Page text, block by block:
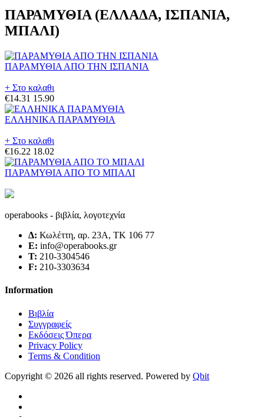
ΠΑΡΑΜΥΘΙΑ (ΕΛΛΑΔΑ, ΙΣΠΑΝΙΑ,
ΜΠΑΛΙ)
ΠΑΡΑΜΥΘΙΑ ΑΠΟ ΤΗΝ ΙΣΠΑΝΙΑ
+ Στο καλαθι
€14.31 15.90
ΕΛΛΗΝΙΚΑ ΠΑΡΑΜΥΘΙΑ
+ Στο καλαθι
€16.22 18.02
ΠΑΡΑΜΥΘΙΑ ΑΠΟ ΤΟ ΜΠΑΛΙ
operabooks - βιβλία, λογοτεχνία
Δ: Κωλέττη, αρ. 23Α, ΤΚ 106 77
E: info@operabooks.gr
Τ: 210-3304546
F: 210-3303634
Information
Βιβλία
Συγγραφείς
Εκδόσεις Όπερα
Privacy Policy
Terms & Condition
Copyright © 2026 all rights reserved. Powered by Qbit